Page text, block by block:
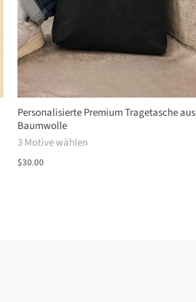
Personalisierte Premium Tragetasche aus
Baumwolle
3 Motive wählen
$30.00